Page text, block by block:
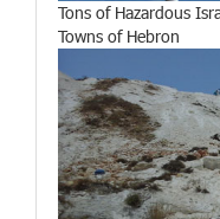
Tons of Hazardous
Towns of Hebron